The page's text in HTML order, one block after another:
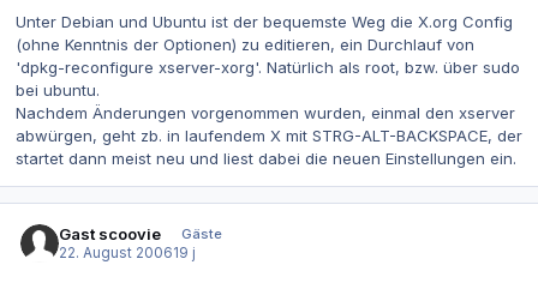
Unter Debian und Ubuntu ist der bequemste Weg die X.org Config
(ohne Kenntnis der Optionen) zu editieren, ein Durchlauf von
'dpkg-reconfigure xserver-xorg'. Natürlich als root, bzw. über sudo
bei ubuntu.
Nachdem Änderungen vorgenommen wurden, einmal den xserver
abwürgen, geht zb. in laufendem X mit STRG-ALT-BACKSPACE, der
startet dann meist neu und liest dabei die neuen Einstellungen ein.
Gast scoovie
Gäste
22. August 200619 j